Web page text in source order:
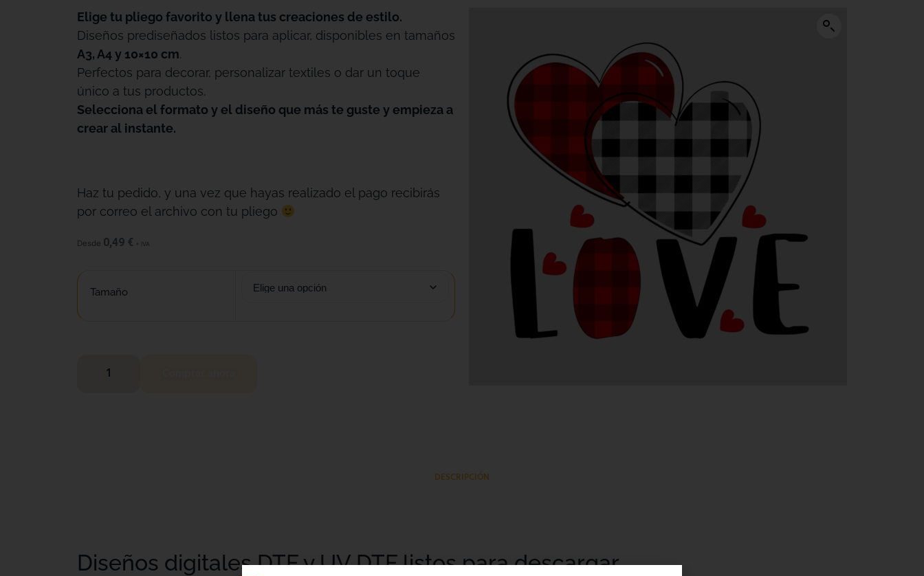
Elige tu pliego favorito y llena tus creaciones de estilo.
Diseños prediseñados listos para aplicar, disponibles en tamaños
A3, A4 y 10×10 cm.
Perfectos para decorar, personalizar textiles o dar un toque
único a tus productos.
Selecciona el formato y el diseño que más te guste y empieza a
crear al instante.
Haz tu pedido, y una vez que hayas realizado el pago recibirás
por correo el archivo con tu pliego
Desde 0,49 € + IVA
Tamaño
DESCRIPCIÓN
Diseños digitales DTF y UV DTF listos para descargar